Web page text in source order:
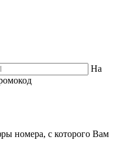
На
номера, с которого Вам